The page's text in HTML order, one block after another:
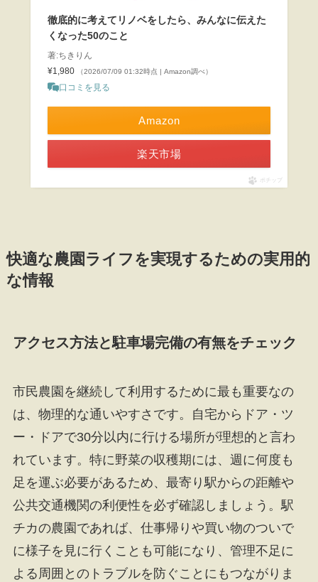
徹底的に考えてリノベをしたら、みんなに伝えた
くなった50のこと
著:ちきりん
¥1,980
（2026/07/09 01:32時点 | Amazon調べ）
口コミを見る
Amazon
楽天市場
ポチップ
快適な農園ライフを実現するための実用的
な情報
アクセス方法と駐車場完備の有無をチェック
市民農園を継続して利用するために最も重要なの
は、物理的な通いやすさです。自宅からドア・ツ
ー・ドアで30分以内に行ける場所が理想的と言わ
れています。特に野菜の収穫期には、週に何度も
足を運ぶ必要があるため、最寄り駅からの距離や
公共交通機関の利便性を必ず確認しましょう。駅
チカの農園であれば、仕事帰りや買い物のついで
に様子を見に行くことも可能になり、管理不足に
よる周囲とのトラブルを防ぐことにもつながりま